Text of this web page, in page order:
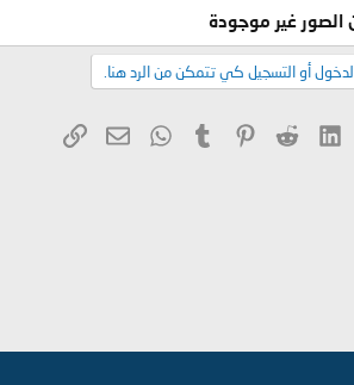
الصور غير موجودة
أو التسجيل كي تتمكن من الرد هنا.
LinkedIn
Reddit
Pinterest
Tumblr
WhatsApp
البريد